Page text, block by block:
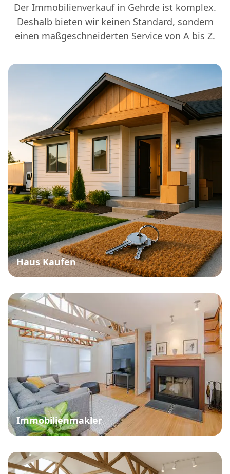
Der Immobilienverkauf in Gehrde ist komplex.
Deshalb bieten wir keinen Standard, sondern
einen maßgeschneiderten Service von A bis Z.
Haus Kaufen
Immobilienmakler